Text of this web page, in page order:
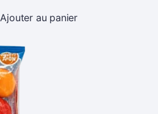
Ajouter au panier